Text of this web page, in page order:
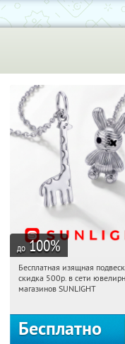
до 100%
11:24:34
Россия
Бесплатная изящная
скидка 500р. в сети
магазинов SUNLIGHT
Бесплатно